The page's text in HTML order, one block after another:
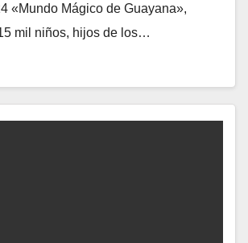
«Mundo Mágico de Guayana»,
mil niños, hijos de los…